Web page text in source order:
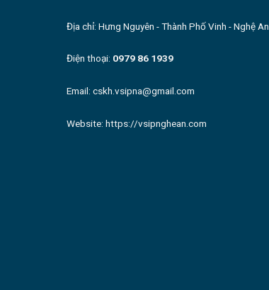
Địa chỉ: Hưng Nguyên - Thành Phố Vinh - Nghệ An
Điện thoại: 0979 86 1939
Email: cskh.vsipna@gmail.com
Website: https://vsipnghean.com